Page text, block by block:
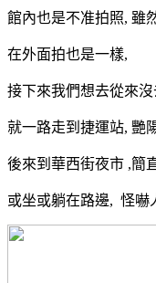
館內也是不准拍照, 雖
在外面拍也是一樣,
接下來我們想去從來
就一路走到捷運站, 艷
後來到華西街夜市 ,簡
或坐或躺在路邊, 怪嚇